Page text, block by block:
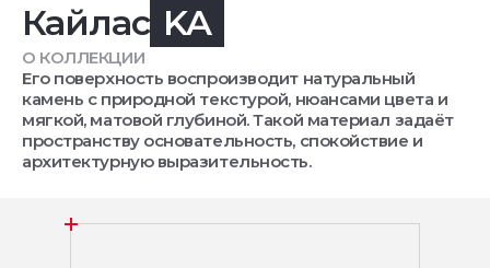
Кайлас KA
О КОЛЛЕКЦИИ
Его поверхность воспроизводит натуральный
камень с природной текстурой, нюансами цвета и
мягкой, матовой глубиной. Такой материал задаёт
пространству основательность, спокойствие и
архитектурную выразительность.